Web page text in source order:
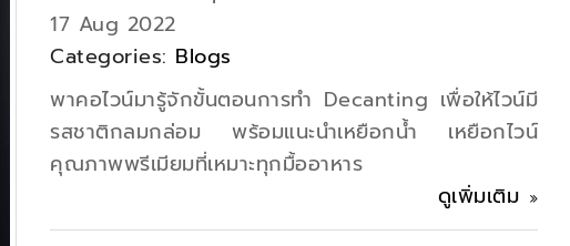
17 Aug 2022
Categories: Blogs
พาคอไวน์มารู้จักขั้นตอนการทำ Decanting เพื่อให้ไวน์มี
รสชาติกลมกล่อม พร้อมแนะนำเหยือกน้ำ เหยือกไวน์
คุณภาพพรีเมียมที่เหมาะทุกมื้ออาหาร
ดูเพิ่มเติม